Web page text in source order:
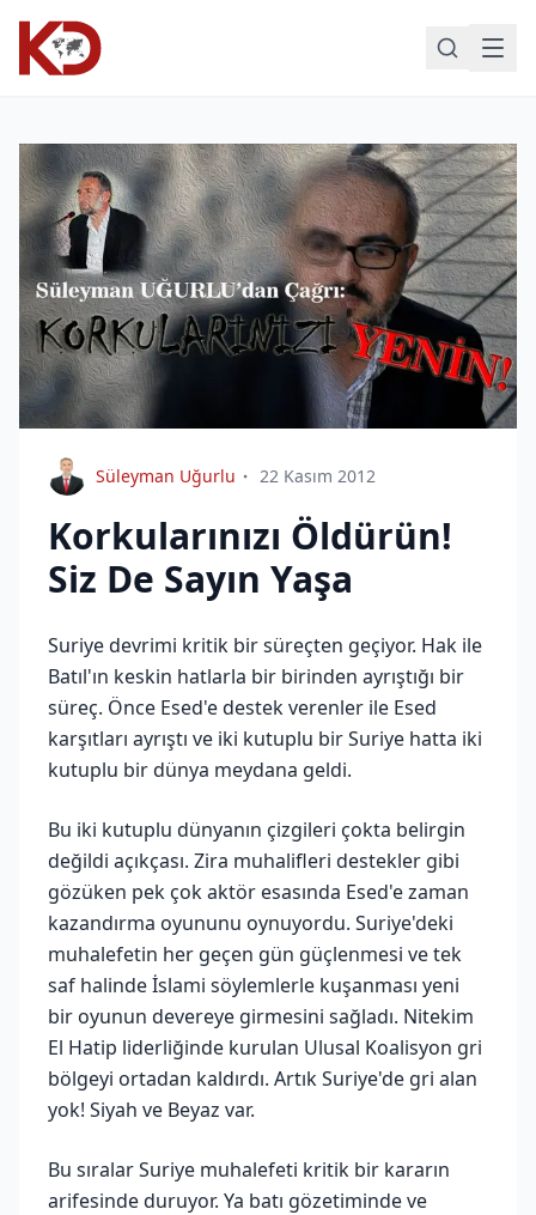
Süleyman Uğurlu 22 Kasım 2012
Korkularınızı Öldürün!
Siz De Sayın Yaşa
Suriye devrimi kritik bir süreçten geçiyor. Hak ile
Batıl'ın keskin hatlarla bir birinden ayrıştığı bir
süreç. Önce Esed'e destek verenler ile Esed
karşıtları ayrıştı ve iki kutuplu bir Suriye hatta iki
kutuplu bir dünya meydana geldi.
Bu iki kutuplu dünyanın çizgileri çokta belirgin
değildi açıkçası. Zira muhalifleri destekler gibi
gözüken pek çok aktör esasında Esed'e zaman
kazandırma oyununu oynuyordu. Suriye'deki
muhalefetin her geçen gün güçlenmesi ve tek
saf halinde İslami söylemlerle kuşanması yeni
bir oyunun devereye girmesini sağladı. Nitekim
El Hatip liderliğinde kurulan Ulusal Koalisyon gri
bölgeyi ortadan kaldırdı. Artık Suriye'de gri alan
yok! Siyah ve Beyaz var.
Bu sıralar Suriye muhalefeti kritik bir kararın
arifesinde duruyor. Ya batı gözetiminde ve